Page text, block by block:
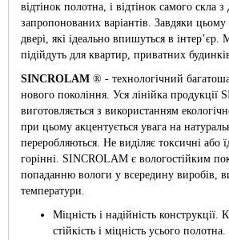
відтінок полотна, і відтінок самого скла з
запропонованих варіантів. Завдяки
двері, які ідеально впишуться в інтер’єр.
підійдуть для квартир, приватних
SINCROLAM ® - технологічний
нового покоління. Уся лінійка продукції
виготовляється з використанням
при цьому акцентується увага на
переробляються. Не виділяє токсичні або
горінні. SINCROLAM є вологостійким
попаданню вологи у всередину виробів,
температури.
Міцність і надійність конструкції.
стійкість і міцність усього